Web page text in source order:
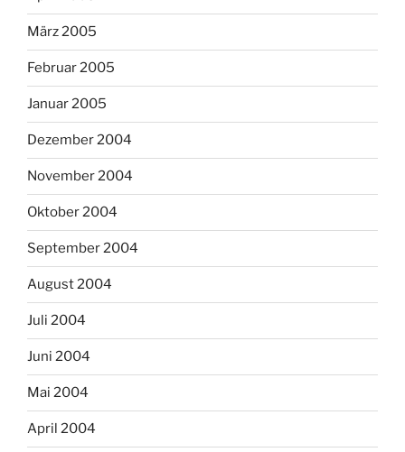
März 2005
Februar 2005
Januar 2005
Dezember 2004
November 2004
Oktober 2004
September 2004
August 2004
Juli 2004
Juni 2004
Mai 2004
April 2004